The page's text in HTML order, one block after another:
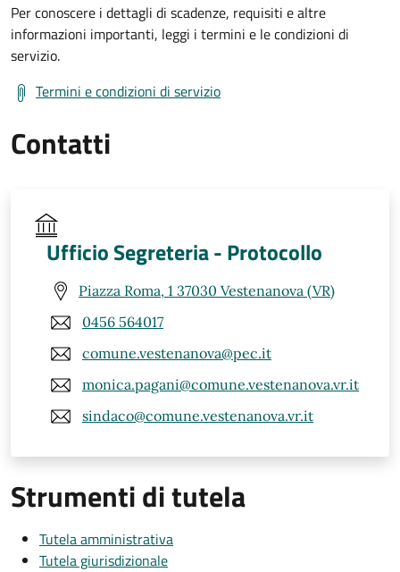
Per conoscere i dettagli di scadenze, requisiti e altre
informazioni importanti, leggi i termini e le condizioni di
servizio.
Termini e condizioni di servizio
Contatti
Ufficio Segreteria - Protocollo
Piazza Roma, 1 37030 Vestenanova (VR)
0456 564017
comune.vestenanova@pec.it
monica.pagani@comune.vestenanova.vr.it
sindaco@comune.vestenanova.vr.it
Strumenti di tutela
Tutela amministrativa
Tutela giurisdizionale